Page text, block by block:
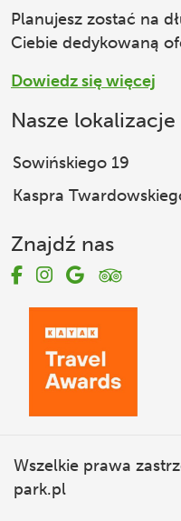
Planujesz zostać na
Ciebie dedykowaną
Dowiedz się więcej
Nasze lokalizacje
Sowińskiego 19
Kaspra
Znajdź nas
Wszelkie prawa
park.pl